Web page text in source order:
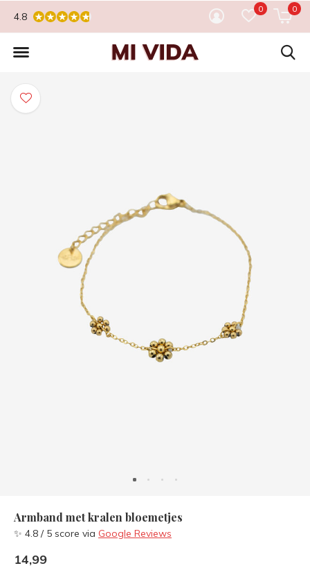
0 0
4.8
Armband met kralen bloemetjes
✨ 4.8 / 5 score via Google Reviews
14,99